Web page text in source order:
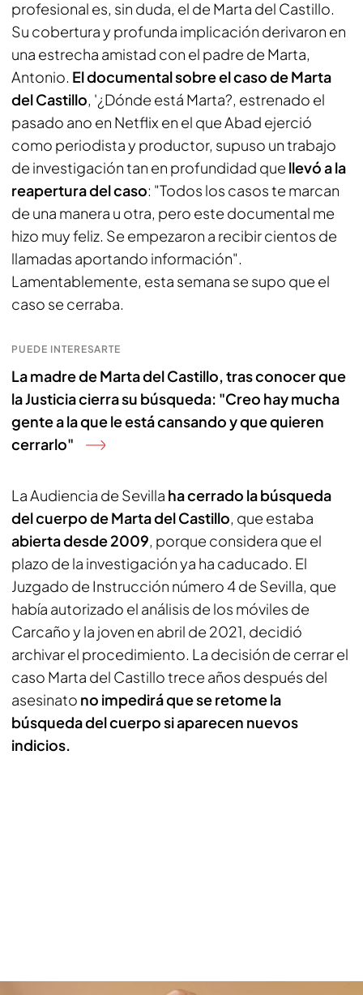
profesional es, sin duda, el de Marta del Castillo.
Su cobertura y profunda implicación derivaron en
una estrecha amistad con el padre de Marta,
Antonio. El documental sobre el caso de Marta
del Castillo, '¿Dónde está Marta?, estrenado el
pasado ano en Netflix en el que Abad ejerció
como periodista y productor, supuso un trabajo
de investigación tan en profundidad que llevó a la
reapertura del caso: "Todos los casos te marcan
de una manera u otra, pero este documental me
hizo muy feliz. Se empezaron a recibir cientos de
llamadas aportando información".
Lamentablemente, esta semana se supo que el
caso se cerraba.
PUEDE INTERESARTE
La madre de Marta del Castillo, tras conocer que
la Justicia cierra su búsqueda: "Creo hay mucha
gente a la que le está cansando y que quieren
cerrarlo"
La Audiencia de Sevilla ha cerrado la búsqueda
del cuerpo de Marta del Castillo, que estaba
abierta desde 2009, porque considera que el
plazo de la investigación ya ha caducado. El
Juzgado de Instrucción número 4 de Sevilla, que
había autorizado el análisis de los móviles de
Carcaño y la joven en abril de 2021, decidió
archivar el procedimiento. La decisión de cerrar el
caso Marta del Castillo trece años después del
asesinato no impedirá que se retome la
búsqueda del cuerpo si aparecen nuevos
indicios.